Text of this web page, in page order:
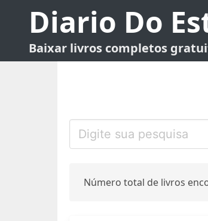
Diario Do
Baixar livros completos
Número total de livros